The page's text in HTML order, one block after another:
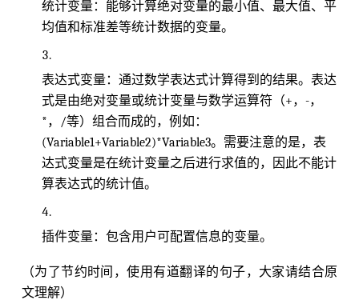
统计变量：能够计算绝对变量的最小值、最大值、平
均值和标准差等统计数据的变量。
表达式变量：通过数学表达式计算得到的结果。表达
式是由绝对变量或统计变量与数学运算符（+，-，
*，/等）组合而成的，例如：
(Variable1+Variable2)*Variable3。需要注意的是，表
达式变量是在统计变量之后进行求值的，因此不能计
算表达式的统计值。
插件变量：包含用户可配置信息的变量。
（为了节约时间，使用有道翻译的句子，大家请结合原
文理解）